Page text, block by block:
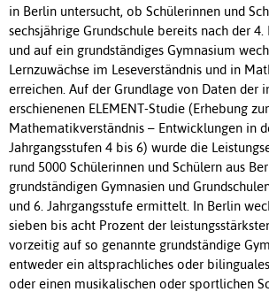
in Berlin untersucht, ob Schülerinnen und
sechsjährige Grundschule bereits nach der 4.
und auf ein grundständiges Gymnasium
Lernzuwächse im Leseverständnis und in
erreichen. Auf der Grundlage von Daten der
erschienenen ELEMENT-Studie (Erhebung
Mathematikverständnis – Entwicklungen in
Jahrgangsstufen 4 bis 6) wurde die
rund 5000 Schülerinnen und Schülern aus
grundständigen Gymnasien und
und 6. Jahrgangsstufe ermittelt. In Berlin
sieben bis acht Prozent der
vorzeitig auf so genannte grundständige
entweder ein altsprachliches oder
oder einen musikalischen oder sportlichen